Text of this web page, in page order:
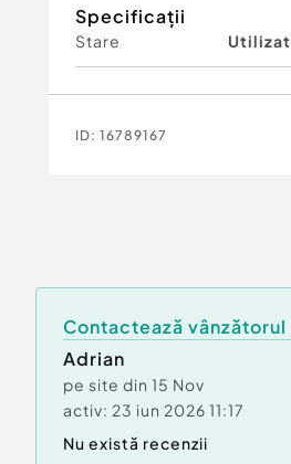
Specificații
Stare Utilizat
ID: 16789167
Contactează vânzătorul
Adrian
pe site din 15 Nov
activ: 23 iun 2026 11:17
Nu există recenzii